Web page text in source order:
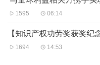
1595 06:14
1694 14:53